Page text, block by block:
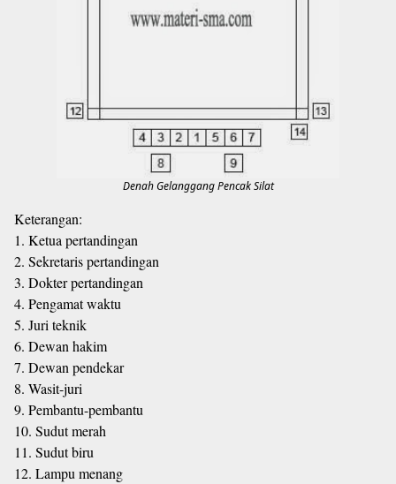
Denah Gelanggang Pencak Silat
Keterangan:
1. Ketua pertandingan
2. Sekretaris pertandingan
3. Dokter pertandingan
4. Pengamat waktu
5. Juri teknik
6. Dewan hakim
7. Dewan pendekar
8. Wasit-juri
9. Pembantu-pembantu
10. Sudut merah
11. Sudut biru
12. Lampu menang